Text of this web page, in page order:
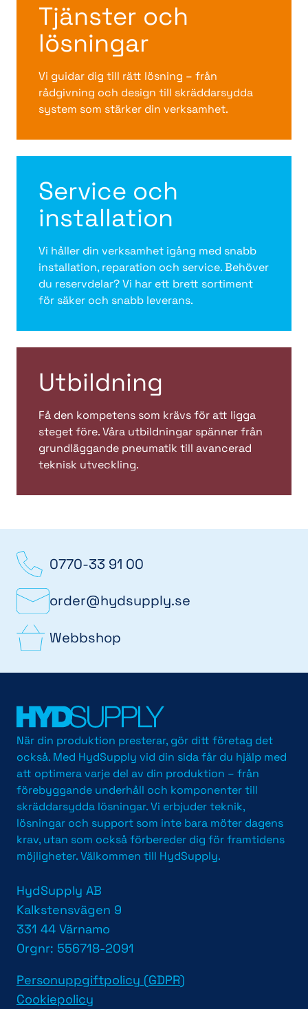
Tjänster och
lösningar
Vi guidar dig till rätt lösning – från
rådgivning och design till skräddarsydda
system som stärker din verksamhet.
Service och
installation
Vi håller din verksamhet igång med snabb
installation, reparation och service. Behöver
du reservdelar? Vi har ett brett sortiment
för säker och snabb leverans.
Utbildning
Få den kompetens som krävs för att ligga
steget före. Våra utbildningar spänner från
grundläggande pneumatik till avancerad
teknisk utveckling.
0770-33 91 00
order@hydsupply.se
Webbshop
När din produktion presterar, gör ditt företag det
också. Med HydSupply vid din sida får du hjälp med
att optimera varje del av din produktion – från
förebyggande underhåll och komponenter till
skräddarsydda lösningar. Vi erbjuder teknik,
lösningar och support som inte bara möter dagens
krav, utan som också förbereder dig för framtidens
möjligheter. Välkommen till HydSupply.
HydSupply AB
Kalkstensvägen 9
331 44 Värnamo
Orgnr: 556718-2091
Personuppgiftpolicy (GDPR)
Cookiepolicy